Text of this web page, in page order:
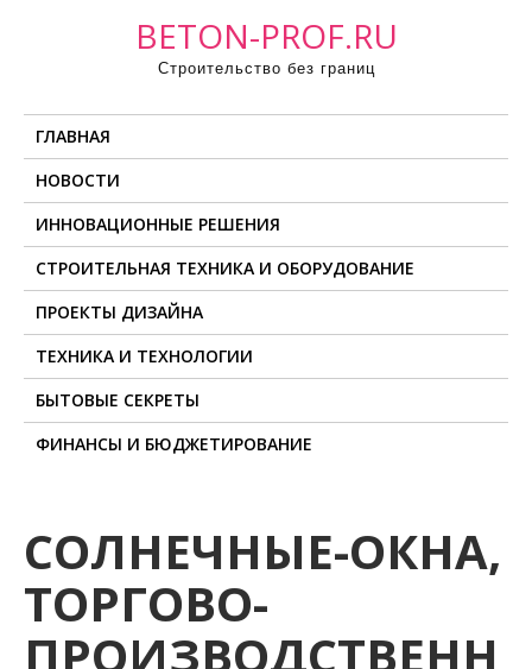
BETON-PROF.RU
Строительство без границ
ГЛАВНАЯ
НОВОСТИ
ИННОВАЦИОННЫЕ РЕШЕНИЯ
СТРОИТЕЛЬНАЯ ТЕХНИКА И ОБОРУДОВАНИЕ
ПРОЕКТЫ ДИЗАЙНА
ТЕХНИКА И ТЕХНОЛОГИИ
БЫТОВЫЕ СЕКРЕТЫ
ФИНАНСЫ И БЮДЖЕТИРОВАНИЕ
СОЛНЕЧНЫЕ-ОКНА,
ТОРГОВО-
ПРОИЗВОДСТВЕНН